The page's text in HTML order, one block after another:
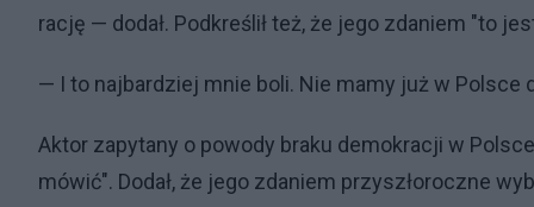
rację — dodał. Podkreślił też, że jego zdaniem "to
— I to najbardziej mnie boli. Nie mamy już w Polsce
Aktor zapytany o powody braku demokracji w
mówić". Dodał, że jego zdaniem przyszłoroczne